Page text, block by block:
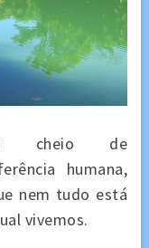
cheio de
humana,
nem tudo está
vivemos.